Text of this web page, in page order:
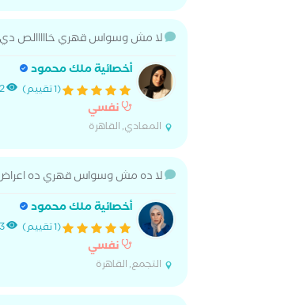
لا مش وسواس قهري خااااالص
أخصائية ملك محمود
(1 تقييم)
نفسي
المعادي, القاهرة
لا ده مش وسواس قهري ده اعراض
أخصائية ملك محمود
(1 تقييم)
نفسي
التجمع, القاهرة